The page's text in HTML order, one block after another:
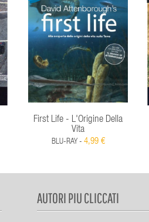
First Life - L'Origine Della
Vita
BLU-RAY - 4,99 €
AUTORI PIU CLICCATI